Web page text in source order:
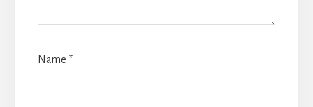
Name *